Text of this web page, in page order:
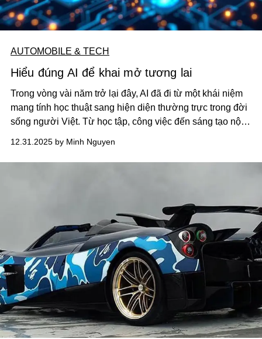
AUTOMOBILE & TECH
Hiểu đúng AI để khai mở tương lai
Trong vòng vài năm trở lại đây, AI đã đi từ một khái niệm
mang tính học thuật sang hiện diện thường trực trong đời
sống người Việt. Từ học tập, công việc đến sáng tạo nội
kèm với đó là một thực tế đáng chú ý: xã hội đang tiếp cận
AI với rất nhiều cách hiểu khác nhau.
12.31.2025 by Minh Nguyen